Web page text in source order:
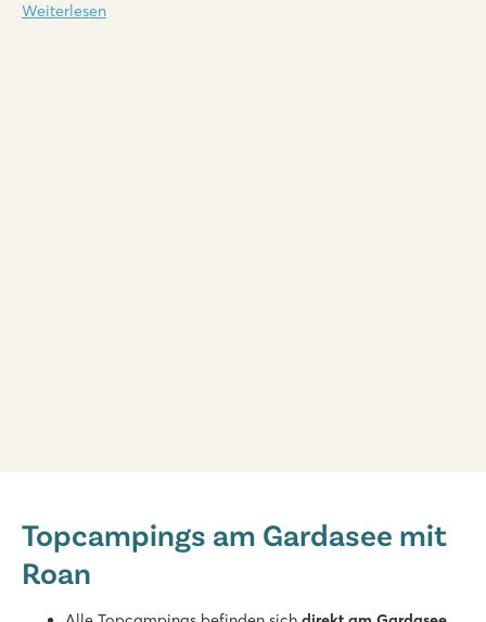
Weiterlesen
Italien - Norditalien - Gardasee - Peschiera del Garda
★ ★ ★
Großer Poolbereich mit 8 Schwimmbecken
Topcampings am Gardasee mit
Roan